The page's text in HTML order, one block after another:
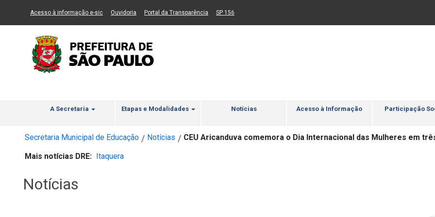
Ir ao Conteúdo Ir para menu principal 2 Ir para busca Ir para rodapé
Acesso à informação e-sic(Link para um novo sítio)
Ouvidoria (Link para um novo sítio)
Portal da Transparência (Link para um novo sítio)
SP 156
A Secretaria Etapas e Modalidades Notícias Acesso à Informação Participação
Secretaria Municipal de Educação / Notícias / CEU Aricanduva comemora o Dia Internacional das Mulheres em
Mais notícias DRE: Itaquera
Notícias